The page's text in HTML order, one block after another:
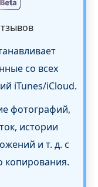
со всех
iTunes/iCloud.
фотографий,
истории
и т. д. с
копирования.